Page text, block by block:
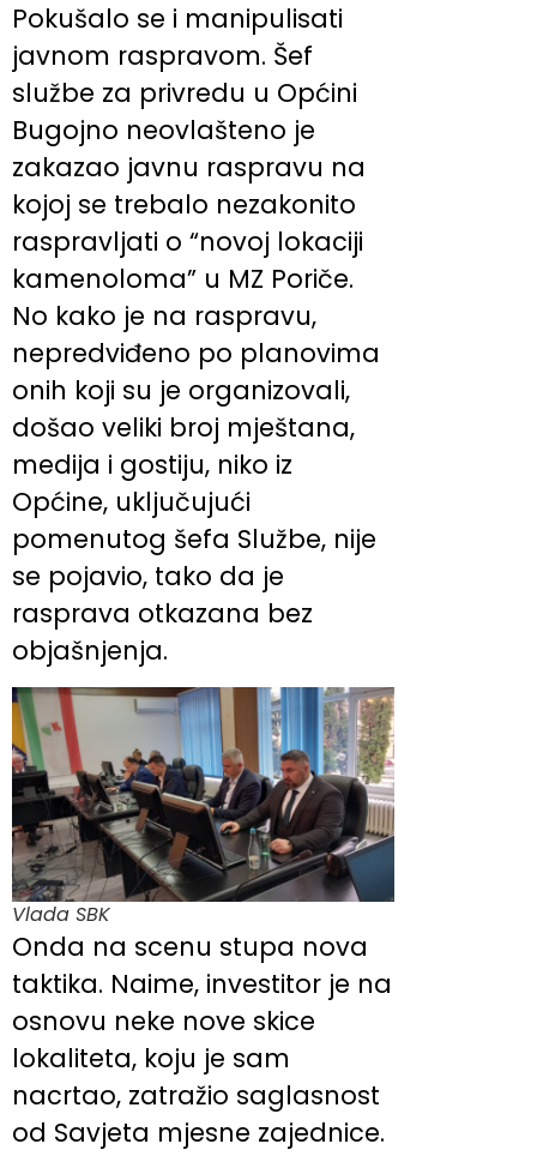
Pokušalo se i manipulisati
javnom raspravom. Šef
službe za privredu u Općini
Bugojno neovlašteno je
zakazao javnu raspravu na
kojoj se trebalo nezakonito
raspravljati o “novoj lokaciji
kamenoloma” u MZ Poriče.
No kako je na raspravu,
nepredviđeno po planovima
onih koji su je organizovali,
došao veliki broj mještana,
medija i gostiju, niko iz
Općine, uključujući
pomenutog šefa Službe, nije
se pojavio, tako da je
rasprava otkazana bez
objašnjenja.
Vlada SBK
Onda na scenu stupa nova
taktika. Naime, investitor je na
osnovu neke nove skice
lokaliteta, koju je sam
nacrtao, zatražio saglasnost
od Savjeta mjesne zajednice.